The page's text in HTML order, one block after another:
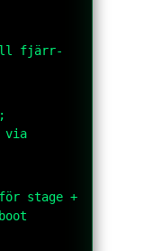
full fjärr-
via
stage +